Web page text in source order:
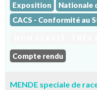
Exposition
Nationale
CACS - Conformité au
Compte rendu
MENDE speciale de